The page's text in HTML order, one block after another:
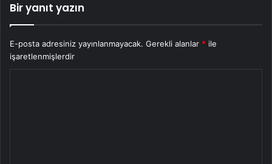
Bir yanıt yazın
E-posta adresiniz yayınlanmayacak. Gerekli alanlar * ile
işaretlenmişlerdir